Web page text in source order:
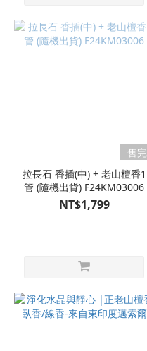
售完
拉長石 香插(中) + 老山檀香1
管 (隨機出貨) F24KM03006
NT$1,799